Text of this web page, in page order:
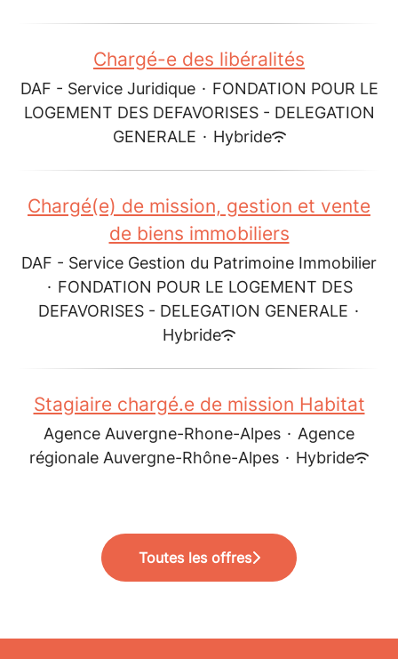
Chargé-e des libéralités
DAF - Service Juridique · FONDATION POUR LE
LOGEMENT DES DEFAVORISES - DELEGATION
GENERALE · Hybride
Chargé(e) de mission, gestion et vente
de biens immobiliers
DAF - Service Gestion du Patrimoine Immobilier
· FONDATION POUR LE LOGEMENT DES
DEFAVORISES - DELEGATION GENERALE ·
Hybride
Stagiaire chargé.e de mission Habitat
Agence Auvergne-Rhone-Alpes · Agence
régionale Auvergne-Rhône-Alpes · Hybride
Toutes les offres